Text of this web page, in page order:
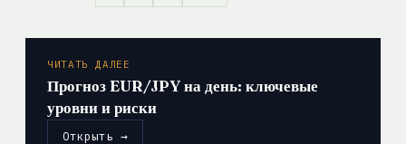
ЧИТАТЬ ДАЛЕЕ
Прогноз EUR/JPY на день: ключевые
уровни и риски
Открыть →